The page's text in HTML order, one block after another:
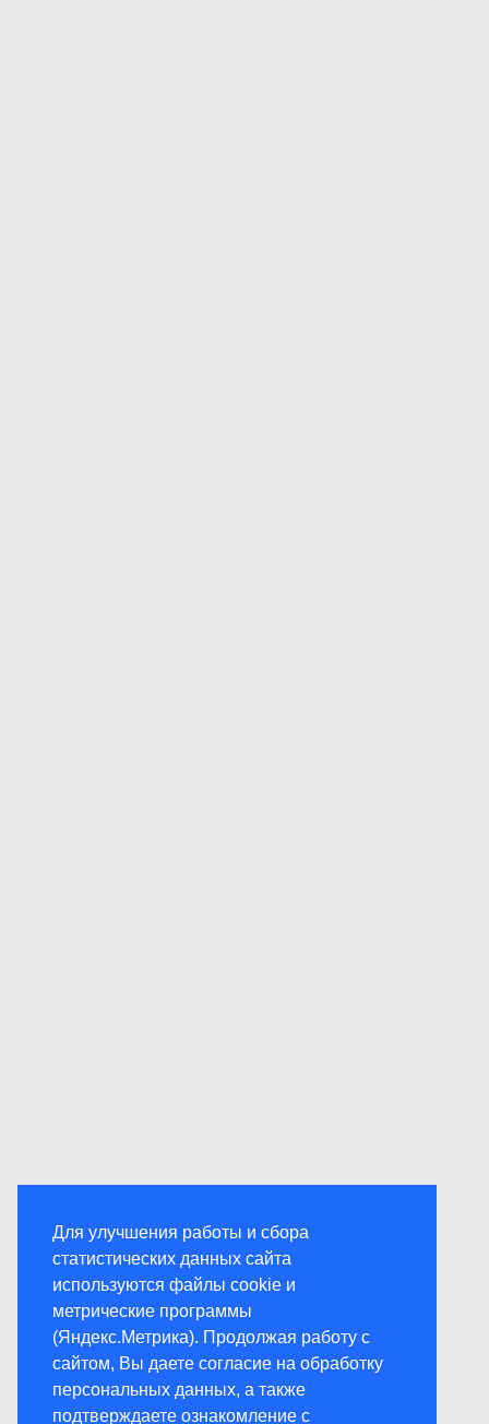
Для улучшения работы и сбора
статистических данных сайта
используются файлы cookie и
метрические программы
(Яндекс.Метрика). Продолжая работу с
сайтом, Вы даете согласие на обработку
персональных данных, а также
подтверждаете ознакомление с